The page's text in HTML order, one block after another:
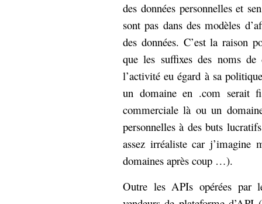
des données personnelles et
sont pas dans des modèles
des données. C’est la raison
que les suffixes des noms
l’activité eu égard à sa
un domaine en .com serait
commerciale là ou un
personnelles à des buts
assez irréaliste car j’imagine
domaines après coup …).
Outre les APIs opérées par